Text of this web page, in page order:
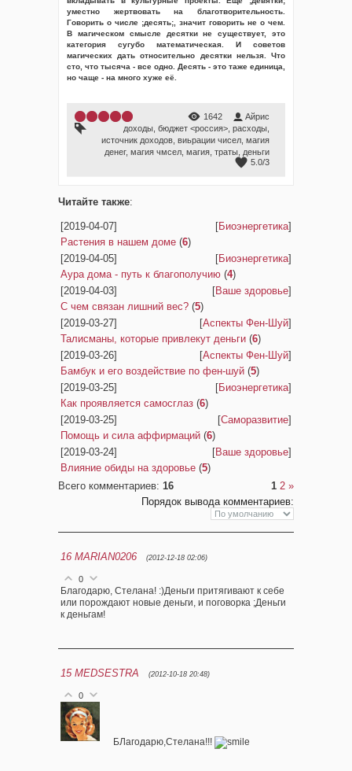
уместно жертвовать на благотворительность.
Говорить о числе ;десять;, значит говорить не о чем.
В магическом смысле десятки не существует, это
категория сугубо математическая. И советов
магических дать относительно десятки нельзя. Что
сто, что тысяча - все одно. Десять - это таже единица,
но чаще - на много хуже её.
1642
Айрис
доходы бюджет <россия> расходы
источник доходов виьрации чисел магия
денег, магия чмсел магия траты деньги
5.0/3
Читайте также:
[2019-04-07] [Биоэнергетика]
Растения в нашем доме (6)
[2019-04-05]
[Биоэнергетика]
Аура дома - путь к благополучию (4)
[2019-04-03]
[Ваше здоровье]
С чем связан лишний вес? (5)
[2019-03-27]
[Аспекты Фен-Шуй]
Талисманы, которые привлекут деньги (6)
[2019-03-26]
[Аспекты Фен-Шуй]
Бамбук и его воздействие по фен-шуй (5)
[2019-03-25]
[Биоэнергетика]
Как проявляется самосглаз (6)
[2019-03-25]
[Саморазвитие]
Помощь и сила аффирмаций (6)
[2019-03-24]
[Ваше здоровье]
Влияние обиды на здоровье (5)
Всего комментариев: 16 1 2 »
Порядок вывода комментариев:
16 MARIAN0206 (2012-12-18 02:06)
0
Благодарю, Стелана! :)Деньги притягивают к себе
или порождают новые деньги, и поговорка ;Деньги
к деньгам!
15 MEDSESTRA (2012-10-18 20:48)
0
БЛагодарю,Стелана!!!